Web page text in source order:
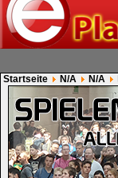
Startseite N/A N/A